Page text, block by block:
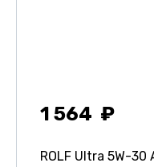
1 564
ROLF Ultra 5W-30